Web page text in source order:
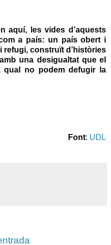
aquí, les vides d’aquests
a país: un país obert i
refugi, construït d’històries
una desigualtat que el
no podem defugir la
Font: UDL